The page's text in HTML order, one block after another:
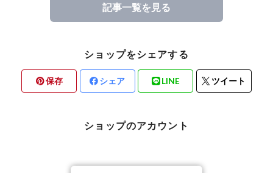
長崎県対馬市産
山梨県甲斐市産
北海道檜山郡厚沢部町産
三重県桑名市
滋賀県大津市産
京都府宇治市産
香川県丸亀市綾歌町産
熊本県合志市産
山梨県北杜市明野町産
記事一覧を見る
ショップをシェアする
保存 シェア LINE ツイート
ショップのアカウント